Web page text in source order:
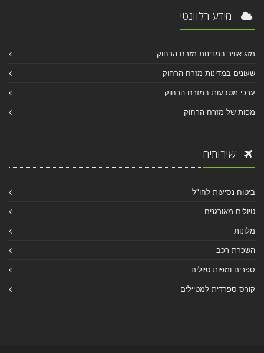
מידע רלוונטי
מזג אוויר במדינות מזרח הרחוק
שעונים במדינות מזרח הרחוק
ערכי מטבעות במזרח הרחוק
מפות של מזרח הרחוק
שירותים
ביטוח נסיעות לחו"ל
טיולים מאורגנים
מלונות
השכרת רכב
ספרים ומפות טיולים
קורס ספרדית למטיילים